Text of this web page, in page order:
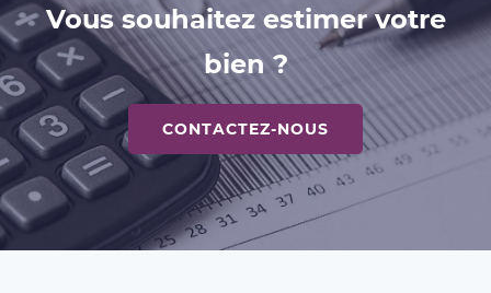
Vous souhaitez estimer votre
bien ?
CONTACTEZ-NOUS